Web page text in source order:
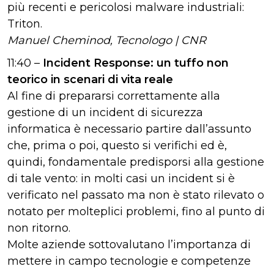
più recenti e pericolosi malware industriali:
Triton.
Manuel Cheminod, Tecnologo| CNR
11:40 – Incident Response: un tuffo non
teorico in scenari di vita reale
Al fine di prepararsi correttamente alla
gestione di un incident di sicurezza
informatica è necessario partire dall’assunto
che, prima o poi, questo si verifichi ed è,
quindi, fondamentale predisporsi alla gestione
di tale vento: in molti casi un incident si è
verificato nel passato ma non è stato rilevato o
notato per molteplici problemi, fino al punto di
non ritorno.
Molte aziende sottovalutano l’importanza di
mettere in campo tecnologie e competenze